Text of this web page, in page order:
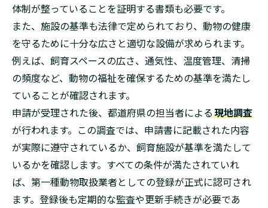
体制が整っていることを証明する書類も必要です。
また、施設の基準も法律で定められており、動物の健康
を守るために十分な広さと適切な設備が求められます。
例えば、飼育スペースの広さ、通気性、温度管理、清掃
の頻度など、動物の福祉を確保するための基準を満たし
ていることが確認されます。
申請が受理された後、都道府県の担当者による現地調査
が行われます。この調査では、申請書に記載された内容
が実際に遵守されているか、飼育施設が基準を満たして
いるかを確認します。すべての条件が満たされていれ
ば、第一種動物取扱業者としての登録が正式に認可され
ます。登録後も定期的な監査や更新手続きが必要であ